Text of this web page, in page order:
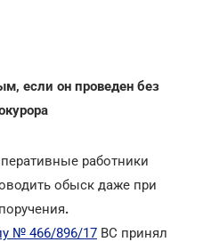
если он проведен без
работники
обыск даже при
.
№ 466/896/17 ВС принял